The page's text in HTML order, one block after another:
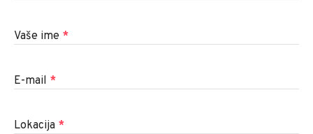
Vaše ime *
E-mail *
Lokacija *